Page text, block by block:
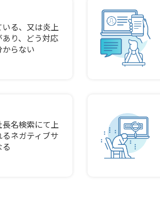
る、又は炎上
り、どう対応
からない
名検索にて上
ネガティブサ